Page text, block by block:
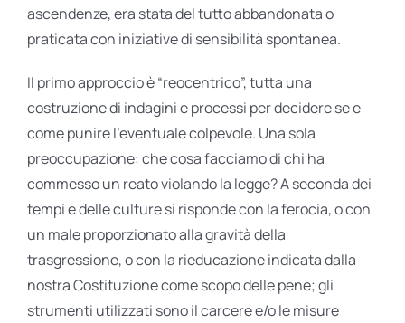
ascendenze, era stata del tutto abbandonata o
praticata con iniziative di sensibilità spontanea.
Il primo approccio è “reocentrico”, tutta una
costruzione di indagini e processi per decidere se e
come punire l’eventuale colpevole. Una sola
preoccupazione: che cosa facciamo di chi ha
commesso un reato violando la legge? A seconda dei
tempi e delle culture si risponde con la ferocia, o con
un male proporzionato alla gravità della
trasgressione, o con la rieducazione indicata dalla
nostra Costituzione come scopo delle pene; gli
strumenti utilizzati sono il carcere e/o le misure